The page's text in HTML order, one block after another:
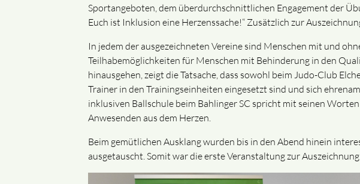
Sportangeboten, dem überdurchschnittlichen Engagement der
Euch ist Inklusion eine Herzenssache!“ Zusätzlich zur
In jedem der ausgezeichneten Vereine sind Menschen mit und
Teilhabemöglichkeiten für Menschen mit Behinderung in den
hinausgehen, zeigt die Tatsache, dass sowohl beim Judo-Club
Trainer in den Trainingseinheiten eingesetzt sind und sich
inklusiven Ballschule beim Bahlinger SC spricht mit seinen
Anwesenden aus dem Herzen.
Beim gemütlichen Ausklang wurden bis in den Abend hinein
ausgetauscht. Somit war die erste Veranstaltung zur